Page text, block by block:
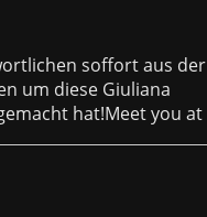
soffort aus
um diese Giuliana
hat!Meet you